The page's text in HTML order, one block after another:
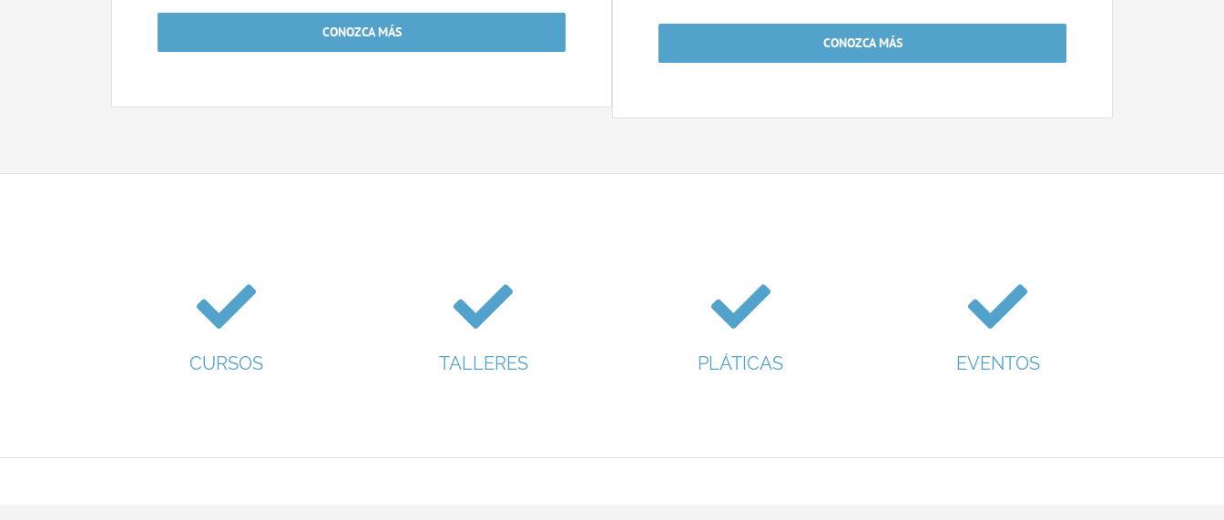
CONOZCA MÁS
CONOZCA MÁS
CURSOS TALLERES PLÁTICAS EVENTOS